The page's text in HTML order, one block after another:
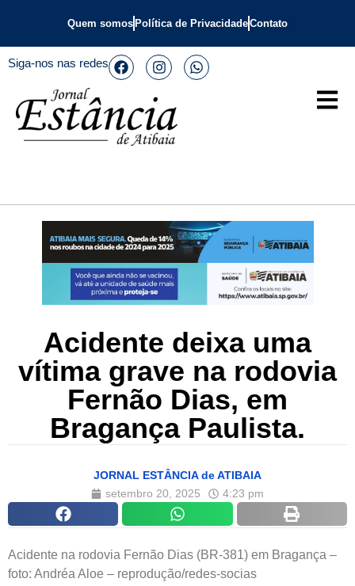
Quem somos Política de PrivacidadeContato
Siga-nos nas redes
Acidente deixa uma
vítima grave na rodovia
Fernão Dias, em
Bragança Paulista.
JORNAL ESTÂNCIA de ATIBAIA
setembro 20, 2025
4:23 pm
Acidente na rodovia Fernão Dias (BR-381) em Bragança –
foto: Andréa Aloe – reprodução/redes-socias